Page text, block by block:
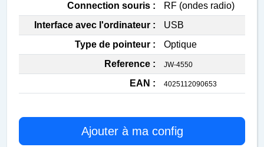
Connection souris :
RF (ondes radio)
Interface avec l'ordinateur :
USB
Type de pointeur :
Optique
Reference :
JW-4550
EAN : 4025112090653
Ajouter à ma config